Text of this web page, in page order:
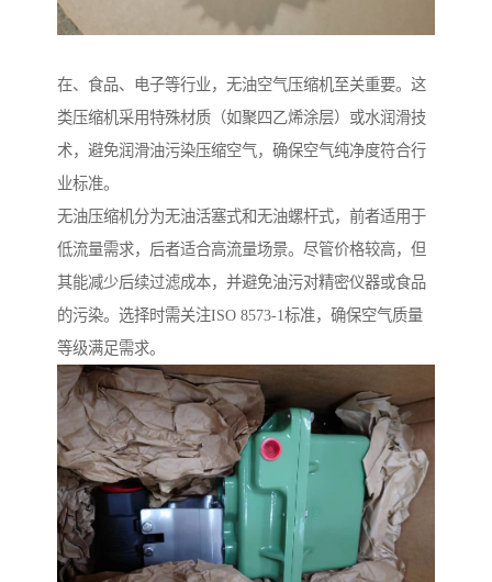
在、食品、电子等行业，无油空气压缩机至关重要。这
类压缩机采用特殊材质（如聚四乙烯涂层）或水润滑技
术，避免润滑油污染压缩空气，确保空气纯净度符合行
业标准。
无油压缩机分为无油活塞式和无油螺杆式，前者适用于
低流量需求，后者适合高流量场景。尽管价格较高，但
其能减少后续过滤成本，并避免油污对精密仪器或食品
的污染。选择时需关注ISO 8573-1标准，确保空气质量
等级满足需求。